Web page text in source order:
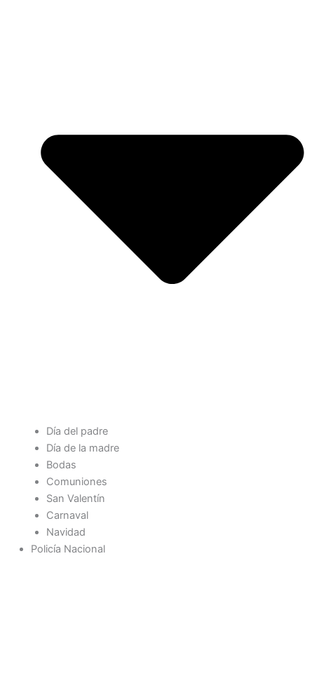
Día del padre
Día de la madre
Bodas
Comuniones
San Valentín
Carnaval
Navidad
Policía Nacional